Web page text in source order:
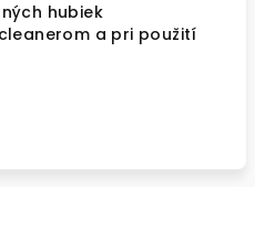
hubiek
a pri použití